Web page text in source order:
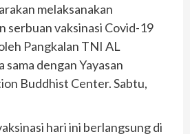
melaksanakan
serbuan vaksinasi Covid-19
Pangkalan TNI AL
sama dengan Yayasan
Buddhist Center. Sabtu,
hari ini berlangsung di